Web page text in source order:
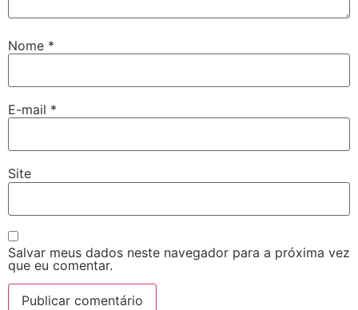
Nome *
E-mail *
Site
Salvar meus dados neste navegador para a próxima vez
que eu comentar.